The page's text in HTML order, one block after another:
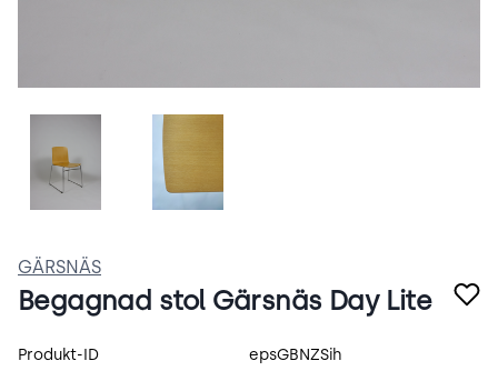
AFwa8GE-9-X5.png
GÄRSNÄS
Begagnad stol Gärsnäs Day Lite
Produktspecifikation
Produkt-ID epsGBNZSih